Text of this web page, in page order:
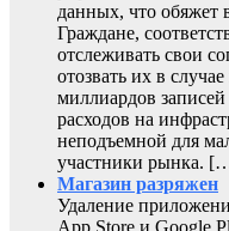
данных, что обяжет
Граждане,
отслеживать свои
отозвать их в
миллиардов
расходов на
неподъемной для
участники рынка.
Магазин разряжен
Удаление
App Store и Google